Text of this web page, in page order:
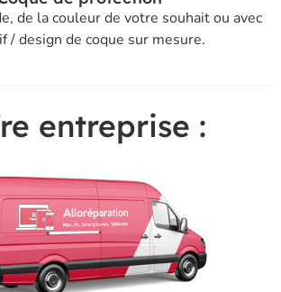
de la couleur de votre souhait ou avec
/ design de coque sur mesure.
entreprise :